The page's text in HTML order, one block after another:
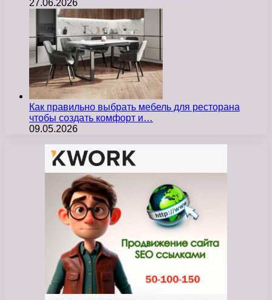
27.06.2026
Как правильно выбрать мебель для ресторана
чтобы создать комфорт и…
09.05.2026